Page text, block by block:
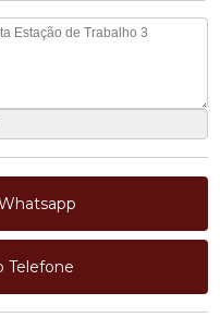
Telefone